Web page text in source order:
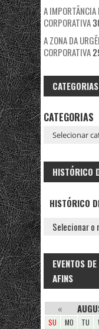
A IMPORTÂNCIA
CORPORATIVA
A ZONA DA
CORPORATIVA
CATEGORIAS
CATEGORIAS
HISTÓRICO
HISTÓRICO
EVENTOS
AFINS
«
SU MO TU